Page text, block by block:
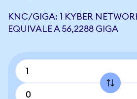
KNC/GIGA: 1 KYBER
EQUIVALE A 56,2288 GIGA